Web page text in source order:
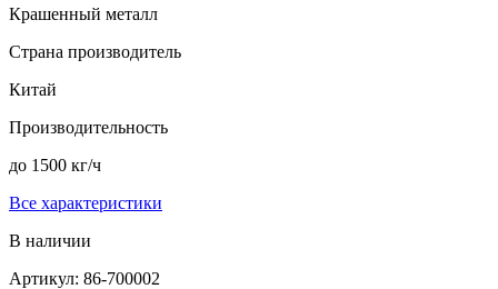
Крашенный металл
Страна производитель
Китай
Производительность
до 1500 кг/ч
Все характеристики
В наличии
Артикул: 86-700002